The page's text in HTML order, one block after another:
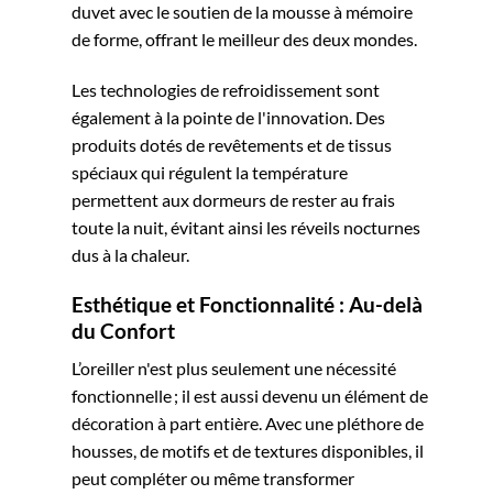
duvet avec le soutien de la mousse à mémoire
de forme, offrant le meilleur des deux mondes.
Les technologies de refroidissement sont
également à la pointe de l'innovation. Des
produits dotés de revêtements et de tissus
spéciaux qui régulent la température
permettent aux dormeurs de rester au frais
toute la nuit, évitant ainsi les réveils nocturnes
dus à la chaleur.
Esthétique et Fonctionnalité : Au-delà
du Confort
L’oreiller n'est plus seulement une nécessité
fonctionnelle ; il est aussi devenu un élément de
décoration à part entière. Avec une pléthore de
housses, de motifs et de textures disponibles, il
peut compléter ou même transformer